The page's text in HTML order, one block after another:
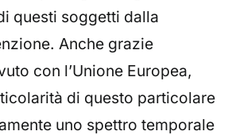
questi soggetti dalla
Anche grazie
con l’Unione Europea,
di questo particolare
uno spettro temporale